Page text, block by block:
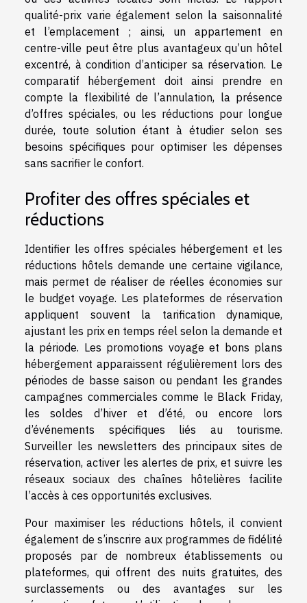
qualité-prix varie également selon la saisonnalité
et l’emplacement ; ainsi, un appartement en
centre-ville peut être plus avantageux qu’un hôtel
excentré, à condition d’anticiper sa réservation. Le
comparatif hébergement doit ainsi prendre en
compte la flexibilité de l’annulation, la présence
d’offres spéciales, ou les réductions pour longue
durée, toute solution étant à étudier selon ses
besoins spécifiques pour optimiser les dépenses
sans sacrifier le confort.
Profiter des offres spéciales et
réductions
Identifier les offres spéciales hébergement et les
réductions hôtels demande une certaine vigilance,
mais permet de réaliser de réelles économies sur
le budget voyage. Les plateformes de réservation
appliquent souvent la tarification dynamique,
ajustant les prix en temps réel selon la demande et
la période. Les promotions voyage et bons plans
hébergement apparaissent régulièrement lors des
périodes de basse saison ou pendant les grandes
campagnes commerciales comme le Black Friday,
les soldes d’hiver et d’été, ou encore lors
d’événements spécifiques liés au tourisme.
Surveiller les newsletters des principaux sites de
réservation, activer les alertes de prix, et suivre les
réseaux sociaux des chaînes hôtelières facilite
l’accès à ces opportunités exclusives.
Pour maximiser les réductions hôtels, il convient
également de s’inscrire aux programmes de fidélité
proposés par de nombreux établissements ou
plateformes, qui offrent des nuits gratuites, des
surclassements ou des avantages sur les